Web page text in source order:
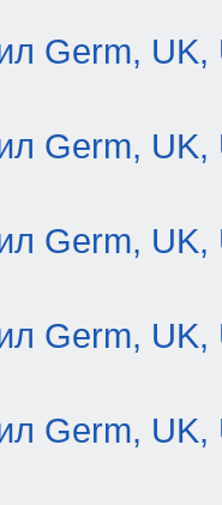
Germ, UK,
Germ, UK,
Germ, UK,
Germ, UK,
Germ, UK,